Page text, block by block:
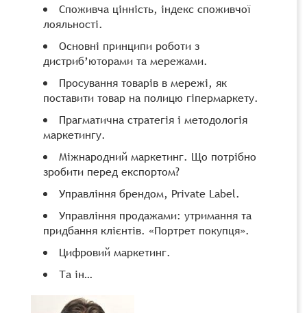
Споживча цінність, індекс споживчої
лояльності.
Основні принципи роботи з
дистриб’юторами та мережами.
Просування товарів в мережі, як
поставити товар на полицю гіпермаркету.
Прагматична стратегія і методологія
маркетингу.
Міжнародний маркетинг. Що потрібно
зробити перед експортом?
Управління брендом, Private Label.
Управління продажами: утримання та
придбання клієнтів. «Портрет покупця».
Цифровий маркетинг.
Та ін…